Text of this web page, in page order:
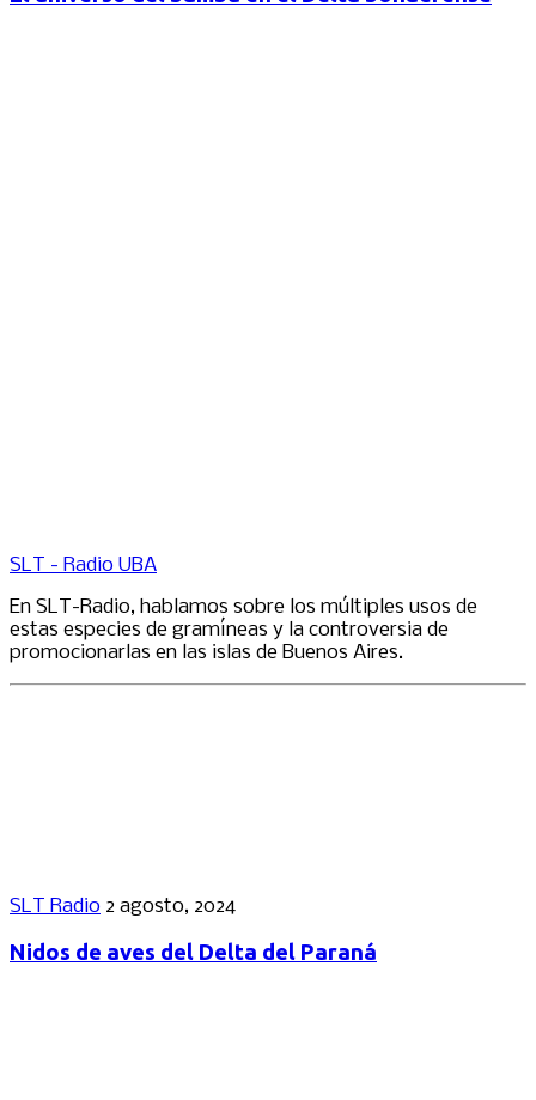
SLT - Radio UBA
En SLT-Radio, hablamos sobre los múltiples usos de
estas especies de gramíneas y la controversia de
promocionarlas en las islas de Buenos Aires.
SLT Radio 2 agosto, 2024
Nidos de aves del Delta del Paraná